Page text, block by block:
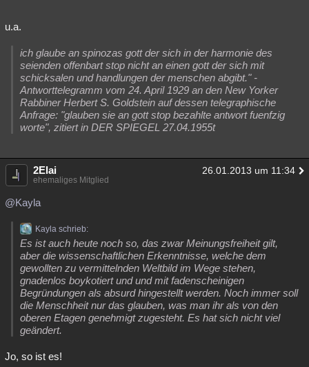
u.a.
ich glaube an spinozas gott der sich in der harmonie des
seienden offenbart stop nicht an einen gott der sich mit
schicksalen und handlungen der menschen abgibt." -
Antworttelegramm vom 24. April 1929 an den New Yorker
Rabbiner Herbert S. Goldstein auf dessen telegraphische
Anfrage: "glauben sie an gott stop bezahlte antwort fuenfzig
worte", zitiert in DER SPIEGEL 27.04.1955t
2Elai 26.01.2013 um 11:34
ehemaliges Mitglied
@Kayla
Kayla schrieb:
Es ist auch heute noch so, das zwar Meinungsfreiheit gilt,
aber die wissenschaftlichen Erkenntnisse, welche dem
gewollten zu vermittelnden Weltbild im Wege stehen,
gnadenlos boykotiert und und mit fadenscheinigen
Begründungen als absurd hingestellt werden. Noch immer soll
die Menschheit nur das glauben, was man ihr als von den
oberen Etagen genehmigt zugesteht. Es hat sich nicht viel
geändert.
Jo, so ist es!